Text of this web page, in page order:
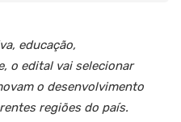
educação,
o edital vai selecionar
o desenvolvimento
regiões do país.